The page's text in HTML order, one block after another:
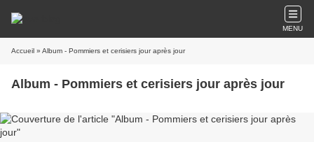
MENU
Accueil » Album - Pommiers et cerisiers jour après jour
Album - Pommiers et cerisiers jour après jour